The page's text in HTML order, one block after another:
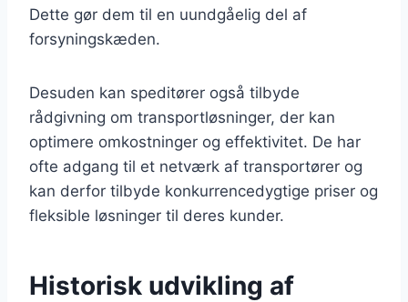
Dette gør dem til en uundgåelig del af
forsyningskæden.
Desuden kan speditører også tilbyde
rådgivning om transportløsninger, der kan
optimere omkostninger og effektivitet. De har
ofte adgang til et netværk af transportører og
kan derfor tilbyde konkurrencedygtige priser og
fleksible løsninger til deres kunder.
Historisk udvikling af